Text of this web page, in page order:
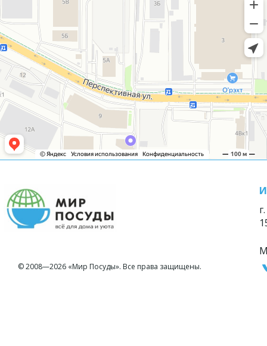
© 2008—2026 «Мир Посуды». Все права защищены.